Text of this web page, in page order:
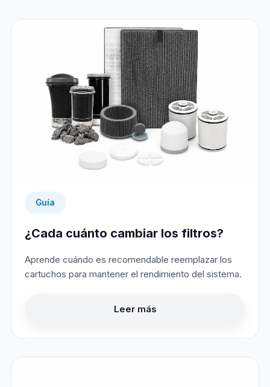
Guía
¿Cada cuánto cambiar los filtros?
Aprende cuándo es recomendable reemplazar los
cartuchos para mantener el rendimiento del sistema.
Leer más